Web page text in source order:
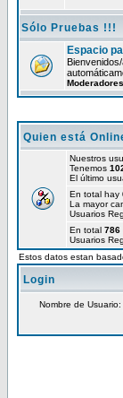
Sólo Pruebas !!!
Espacio
Quien está
Nuestros
Tenemos
El último
En total hay
La mayor
Usuarios
En total 786
Usuarios
Estos datos estan
Login
Nombre de Usuario: